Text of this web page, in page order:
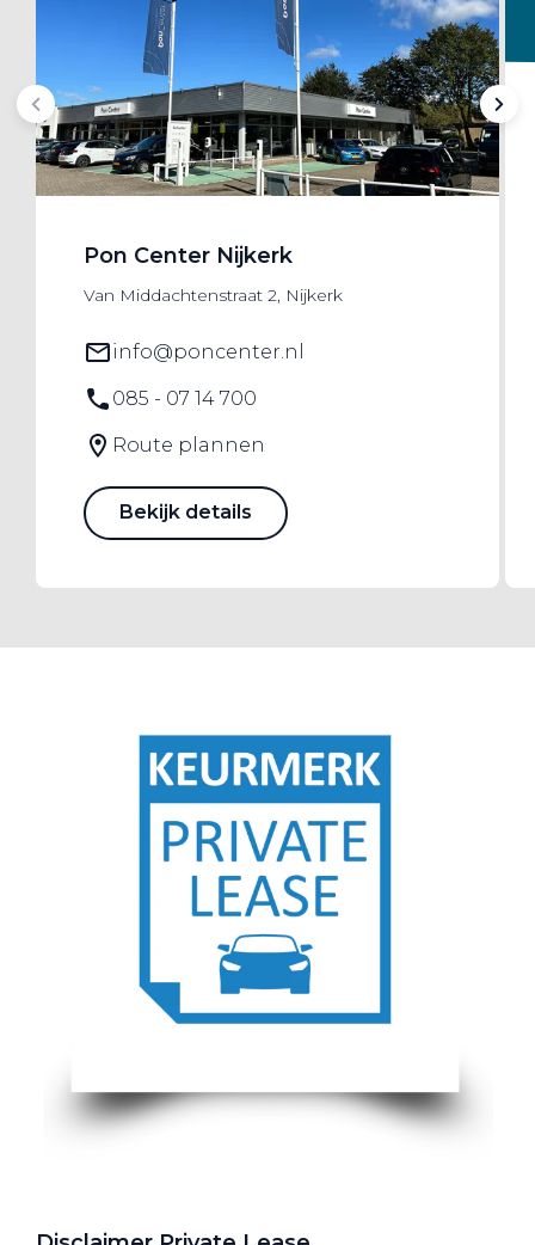
Pon Center Nijkerk
Van Middachtenstraat 2, Nijkerk
info@poncenter.nl
085 - 07 14 700
Route plannen
Bekijk details